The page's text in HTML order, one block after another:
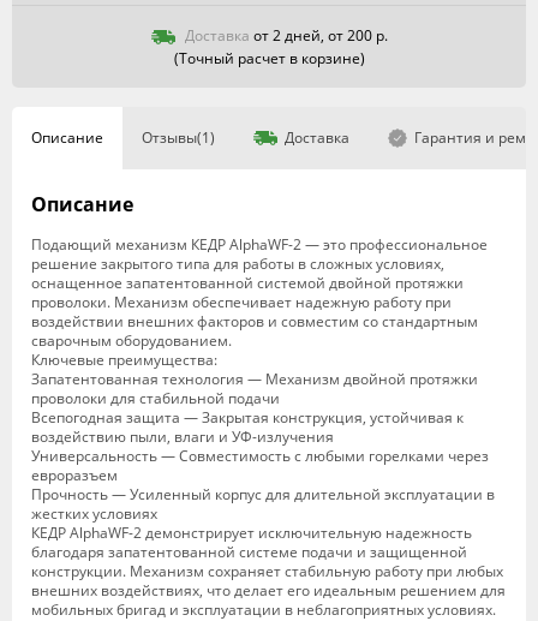
Доставка от 2 дней, от 200 р.
(Точный расчет в корзине)
Описание Отзывы(1) Доставка Гарантия и
Описание
Подающий механизм КЕДР AlphaWF-2 — это профессиональное
решение закрытого типа для работы в сложных условиях,
оснащенное запатентованной системой двойной протяжки
проволоки. Механизм обеспечивает надежную работу при
воздействии внешних факторов и совместим со стандартным
сварочным оборудованием.
Ключевые преимущества:
Запатентованная технология — Механизм двойной протяжки
проволоки для стабильной подачи
Всепогодная защита — Закрытая конструкция, устойчивая к
воздействию пыли, влаги и УФ-излучения
Универсальность — Совместимость с любыми горелками через
евроразъем
Прочность — Усиленный корпус для длительной эксплуатации в
жестких условиях
КЕДР AlphaWF-2 демонстрирует исключительную надежность
благодаря запатентованной системе подачи и защищенной
конструкции. Механизм сохраняет стабильную работу при любых
внешних воздействиях, что делает его идеальным решением для
мобильных бригад и эксплуатации в неблагоприятных условиях.